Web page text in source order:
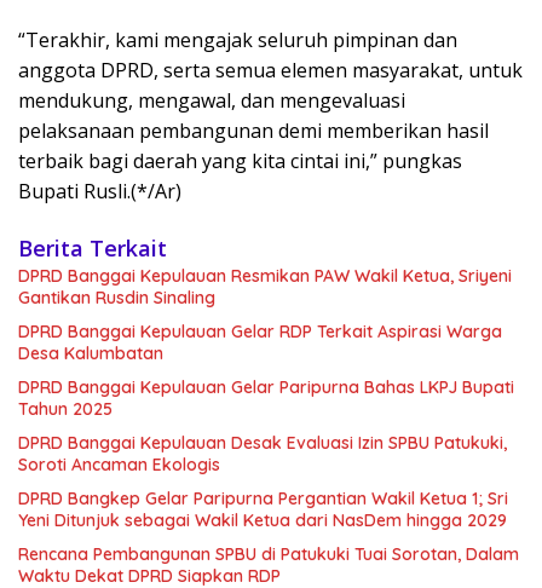
“Terakhir, kami mengajak seluruh pimpinan dan
anggota DPRD, serta semua elemen masyarakat, untuk
mendukung, mengawal, dan mengevaluasi
pelaksanaan pembangunan demi memberikan hasil
terbaik bagi daerah yang kita cintai ini,” pungkas
Bupati Rusli.(*/Ar)
Berita Terkait
DPRD Banggai Kepulauan Resmikan PAW Wakil Ketua, Sriyeni
Gantikan Rusdin Sinaling
DPRD Banggai Kepulauan Gelar RDP Terkait Aspirasi Warga
Desa Kalumbatan
DPRD Banggai Kepulauan Gelar Paripurna Bahas LKPJ Bupati
Tahun 2025
DPRD Banggai Kepulauan Desak Evaluasi Izin SPBU Patukuki,
Soroti Ancaman Ekologis
DPRD Bangkep Gelar Paripurna Pergantian Wakil Ketua 1; Sri
Yeni Ditunjuk sebagai Wakil Ketua dari NasDem hingga 2029
Rencana Pembangunan SPBU di Patukuki Tuai Sorotan, Dalam
Waktu Dekat DPRD Siapkan RDP